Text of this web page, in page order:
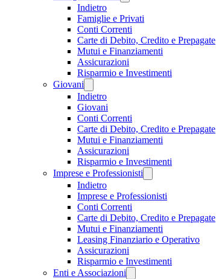
Indietro
Famiglie e Privati
Conti Correnti
Carte di Debito, Credito e Prepagate
Mutui e Finanziamenti
Assicurazioni
Risparmio e Investimenti
Giovani
Indietro
Giovani
Conti Correnti
Carte di Debito, Credito e Prepagate
Mutui e Finanziamenti
Assicurazioni
Risparmio e Investimenti
Imprese e Professionisti
Indietro
Imprese e Professionisti
Conti Correnti
Carte di Debito, Credito e Prepagate
Mutui e Finanziamenti
Leasing Finanziario e Operativo
Assicurazioni
Risparmio e Investimenti
Enti e Associazioni